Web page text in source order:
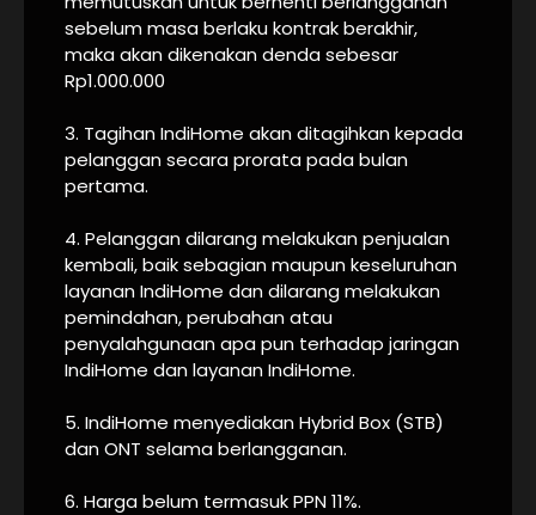
sebelum masa berlaku kontrak berakhir,
maka akan dikenakan denda sebesar
Rp1.000.000
3. Tagihan IndiHome akan ditagihkan kepada
pelanggan secara prorata pada bulan
pertama.
4. Pelanggan dilarang melakukan penjualan
kembali, baik sebagian maupun keseluruhan
layanan IndiHome dan dilarang melakukan
pemindahan, perubahan atau
penyalahgunaan apa pun terhadap jaringan
IndiHome dan layanan IndiHome.
5. IndiHome menyediakan Hybrid Box (STB)
dan ONT selama berlangganan.
6. Harga belum termasuk PPN 11%.